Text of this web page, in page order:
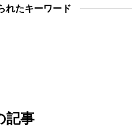
れたキーワード
記事